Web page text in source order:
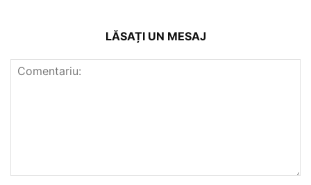
LĂSAȚI UN MESAJ